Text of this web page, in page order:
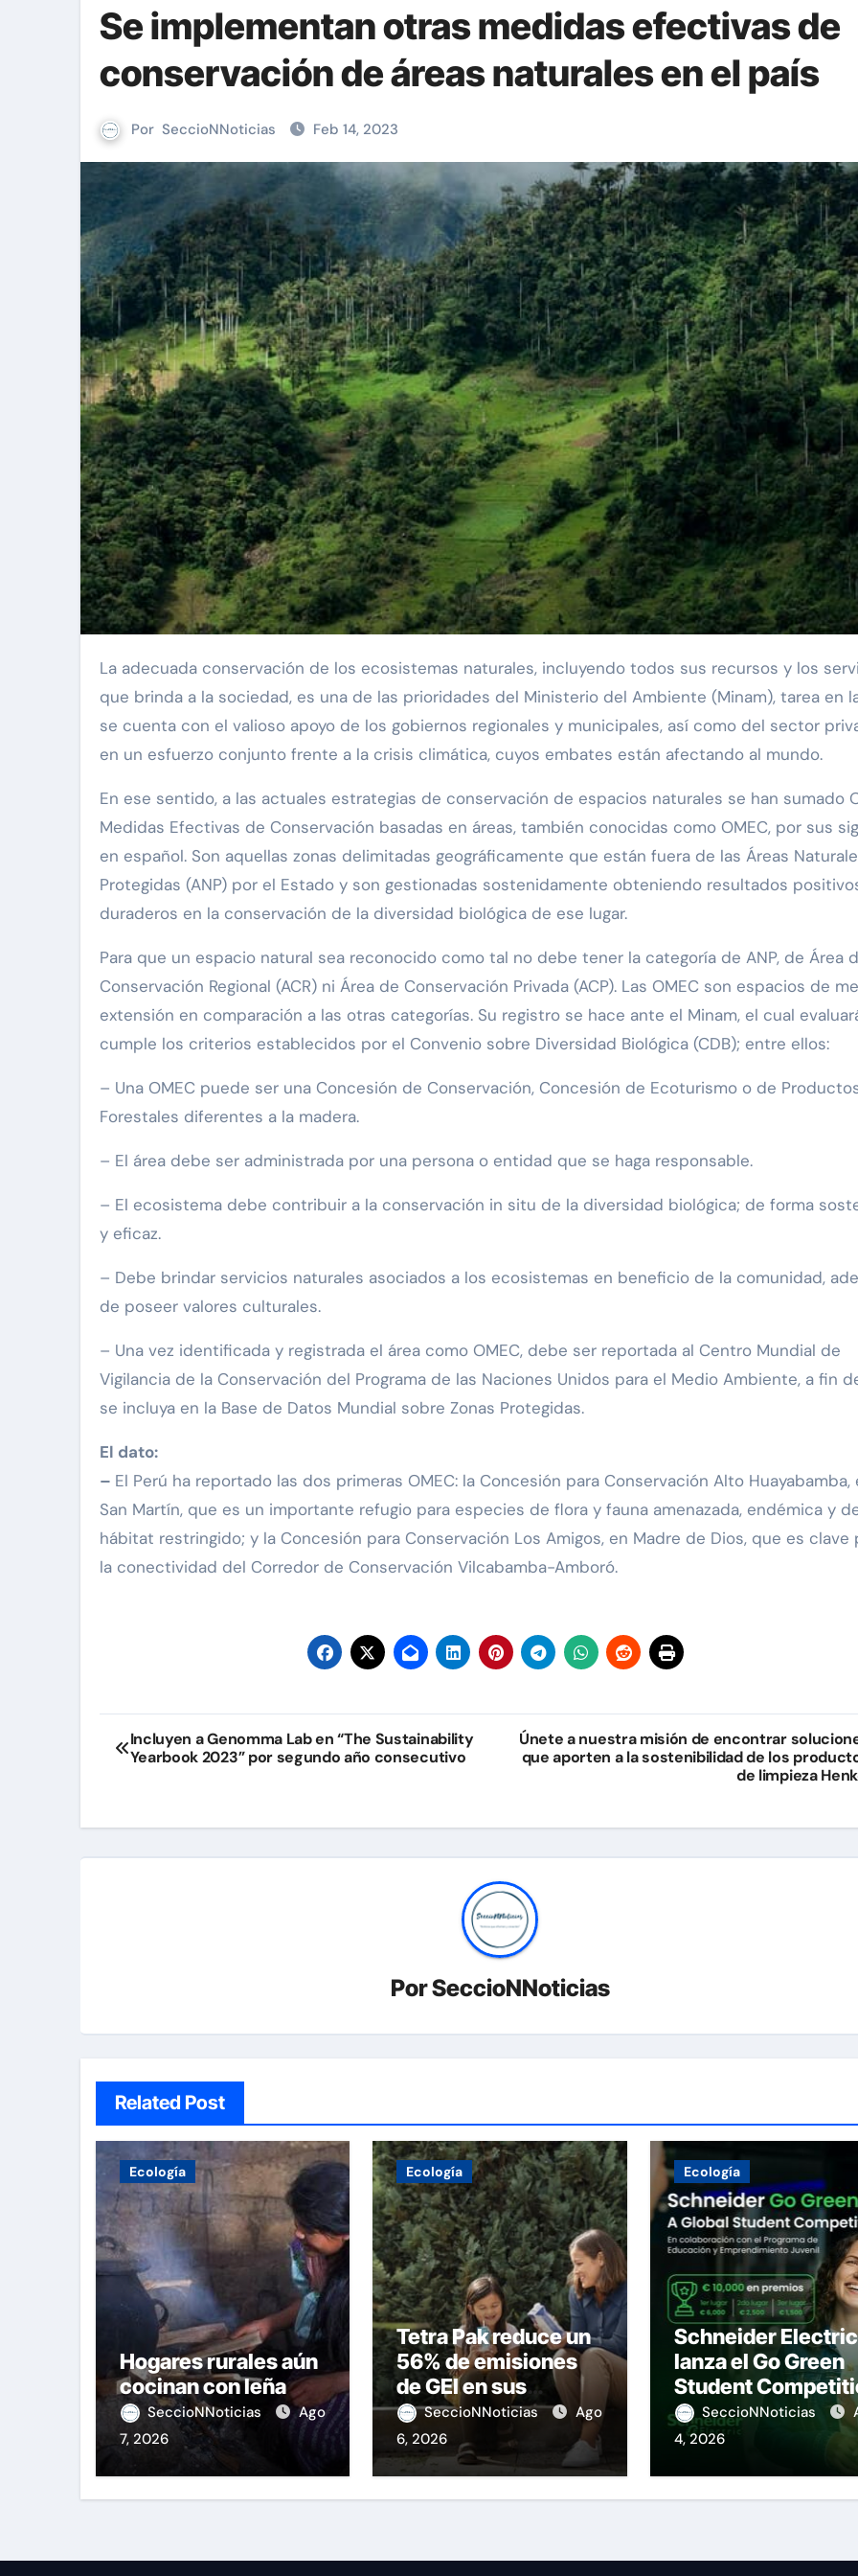
Se implementan otras medidas efectivas de
conservación de áreas naturales en el país
Por SeccioNNoticias Feb 14, 2023
La adecuada conservación de los ecosistemas naturales, incluyendo todos sus recursos y los servicios
que brinda a la sociedad, es una de las prioridades del Ministerio del Ambiente (Minam), tarea en
se cuenta con el valioso apoyo de los gobiernos regionales y municipales, así como del sector
en un esfuerzo conjunto frente a la crisis climática, cuyos embates están afectando al mundo.
En ese sentido, a las actuales estrategias de conservación de espacios naturales se han sumado
Medidas Efectivas de Conservación basadas en áreas, también conocidas como OMEC, por sus
en español. Son aquellas zonas delimitadas geográficamente que están fuera de las Áreas
Protegidas (ANP) por el Estado y son gestionadas sostenidamente obteniendo resultados
duraderos en la conservación de la diversidad biológica de ese lugar.
Para que un espacio natural sea reconocido como tal no debe tener la categoría de ANP, de Área
Conservación Regional (ACR) ni Área de Conservación Privada (ACP). Las OMEC son espacios de
extensión en comparación a las otras categorías. Su registro se hace ante el Minam, el cual
cumple los criterios establecidos por el Convenio sobre Diversidad Biológica (CDB); entre ellos:
– Una OMEC puede ser una Concesión de Conservación, Concesión de Ecoturismo o de
Forestales diferentes a la madera.
– El área debe ser administrada por una persona o entidad que se haga responsable.
– El ecosistema debe contribuir a la conservación in situ de la diversidad biológica; de forma
y eficaz.
– Debe brindar servicios naturales asociados a los ecosistemas en beneficio de la comunidad,
de poseer valores culturales.
– Una vez identificada y registrada el área como OMEC, debe ser reportada al Centro Mundial de
Vigilancia de la Conservación del Programa de las Naciones Unidos para el Medio Ambiente, a fin
se incluya en la Base de Datos Mundial sobre Zonas Protegidas.
El dato:
– El Perú ha reportado las dos primeras OMEC: la Concesión para Conservación Alto Huayabamba,
San Martín, que es un importante refugio para especies de flora y fauna amenazada, endémica y
hábitat restringido; y la Concesión para Conservación Los Amigos, en Madre de Dios, que es clave
la conectividad del Corredor de Conservación Vilcabamba-Amboró.
Navegación
de
Incluyen a Genomma Lab en “The Sustainability
Yearbook 2023” por segundo año consecutivo
Únete a nuestra misión de encontrar
que aporten a la sostenibilidad de los
de limpieza
PorSeccioNNoticias
Related Post
Ecología
Hogares rurales aún
cocinan con leña
SeccioNNoticias
Ago
7, 2026
Ecología
Tetra Pak reduce un
56% de emisiones
de GEI en sus
operaciones
SeccioNNoticias
Ago
6, 2026
Ecología
Schneider Electric
lanza el Go Green
Student
SeccioNNoticias
4, 2026